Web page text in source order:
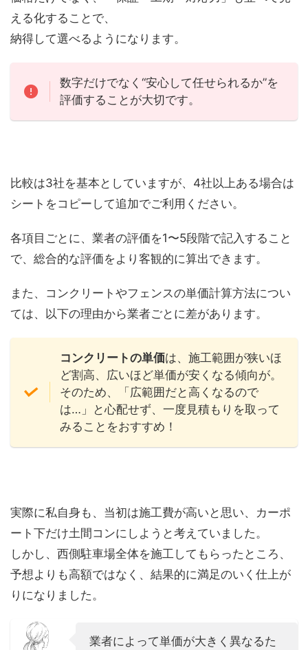
える化することで、
納得して選べるようになります。
数字だけでなく“安心して任せられるか”を
評価することが大切です。
比較は3社を基本としていますが、4社以上ある場合は
シートをコピーして追加でご利用ください。
各項目ごとに、業者の評価を1〜5段階で記入すること
で、総合的な評価をより客観的に算出できます。
また、コンクリートやフェンスの単価計算方法につい
ては、以下の理由から業者ごとに差があります。
コンクリートの単価は、施工範囲が狭いほ
ど割高、広いほど単価が安くなる傾向が。
そのため、「広範囲だと高くなるので
は…」と心配せず、一度見積もりを取って
みることをおすすめ！
実際に私自身も、当初は施工費が高いと思い、カーポ
ート下だけ土間コンにしようと考えていました。
しかし、西側駐車場全体を施工してもらったところ、
予想よりも高額ではなく、結果的に満足のいく仕上が
りになりました。
業者によって単価が大きく異なるた